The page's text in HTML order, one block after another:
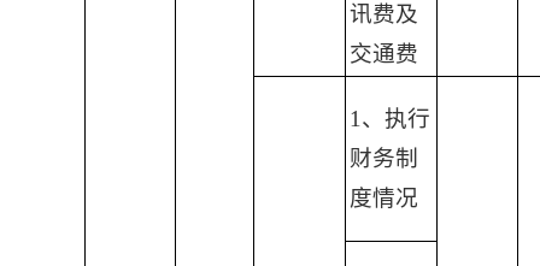
讯费及
交通费
1、执行
财务制
度情况